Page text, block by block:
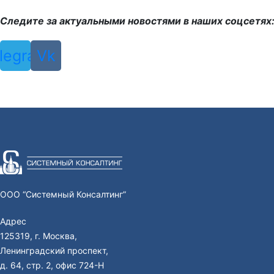
Следите за актуальными новостями в наших соцсетях:
Vk
ООО “Системный Консалтинг”
Адрес
125319, г. Москва,
Ленинградский проспект,
д. 64, стр. 2, офис 724-Н